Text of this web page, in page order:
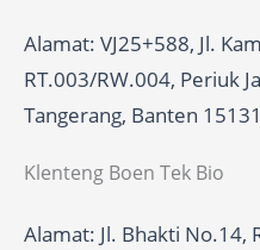
Alamat: VJ25+588, Jl.
RT.003/RW.004, Periuk
Tangerang, Banten
Klenteng Boen Tek Bio
Alamat: Jl. Bhakti No.14,